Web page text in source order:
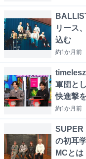
リース
込む
約1か月前
軍団と
快進撃
約1か月前
SUPER
の初耳
MCとは